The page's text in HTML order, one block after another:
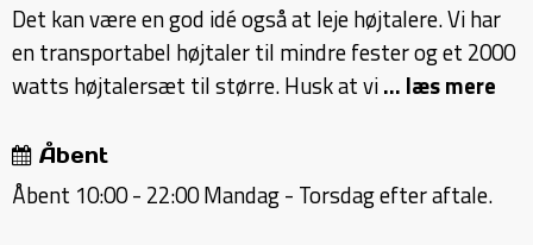
Det kan være en god idé også at leje højtalere. Vi har
en transportabel højtaler til mindre fester og et 2000
watts højtalersæt til større. Husk at vi... læs mere
Åbent
Åbent 10:00 - 22:00 Mandag - Torsdag efter aftale.